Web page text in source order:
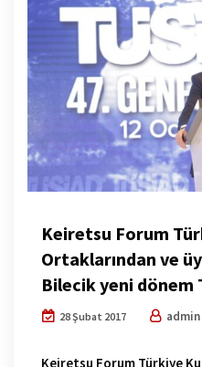
Keiretsu Forum
Ortaklarından ve
Bilecik yeni dönem
28 Şubat 2017 admin
Keiretsu Forum Türkiye